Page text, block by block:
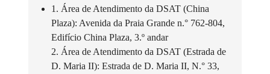
1. Área de Atendimento da DSAT (China
Plaza): Avenida da Praia Grande n.° 762-804,
Edifício China Plaza, 3.º andar
2. Área de Atendimento da DSAT (Estrada de
D. Maria II): Estrada de D. Maria II, N.° 33,